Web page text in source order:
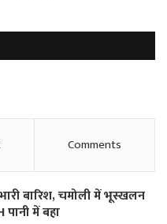
Comments
बारिश, चमोली में भूस्‍खलन
पानी में बहा